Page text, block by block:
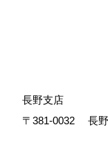
長野支店
〒381-0032
長